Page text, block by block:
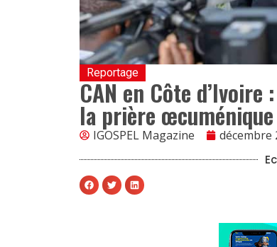
Reportage
CAN en Côte
la prière
IGOSPEL Magazine décembre